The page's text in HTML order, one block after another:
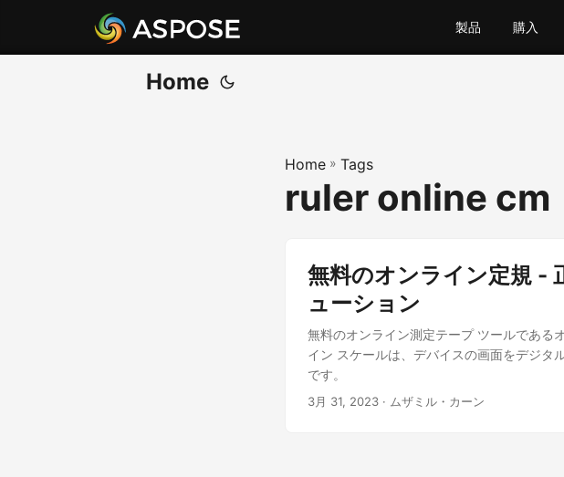
製品 購入
Home
Home » Tags
ruler online cm
無料のオンライン定規 -
ューション
無料のオンライン測定テープ ツールである
イン スケールは、デバイスの画面をデジタ
です。
3月 31, 2023 · ムザミル・カーン